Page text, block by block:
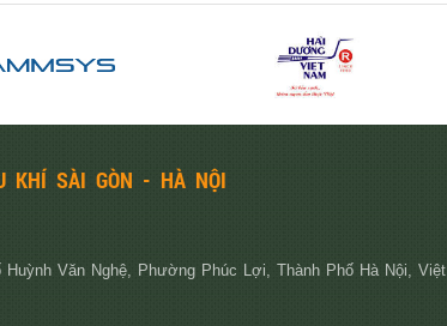
KHÍ SÀI GÒN - HÀ NỘI
Huỳnh Văn Nghệ, Phường Phúc Lợi, Thành Phố Hà Nội, Việt